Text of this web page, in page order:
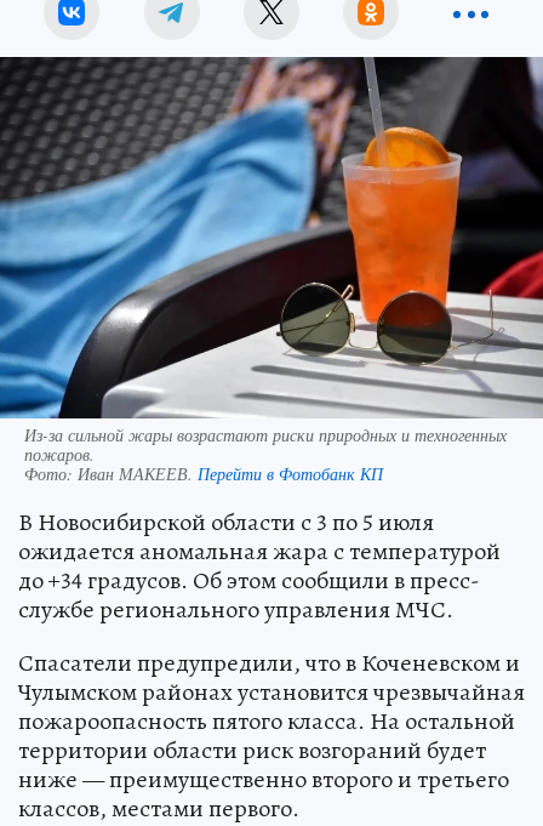
Из-за сильной жары возрастают риски природных и техногенных
пожаров.
Фото: Иван МАКЕЕВ. Перейти в Фотобанк КП
В Новосибирской области с 3 по 5 июля
ожидается аномальная жара с температурой
до +34 градусов. Об этом сообщили в пресс-
службе регионального управления МЧС.
Спасатели предупредили, что в Коченевском и
Чулымском районах установится чрезвычайная
пожароопасность пятого класса. На остальной
территории области риск возгораний будет
ниже — преимущественно второго и третьего
классов, местами первого.